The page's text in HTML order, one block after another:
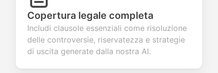
Copertura legale completa
Includi clausole essenziali come risoluzione
delle controversie, riservatezza e strategie
di uscita generate dalla nostra AI.